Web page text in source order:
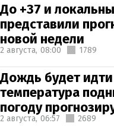
До +37 и
представили
новой недели
2 августа, 08:00 1789
Дождь будет
температура
погоду
2 августа, 06:57 2689